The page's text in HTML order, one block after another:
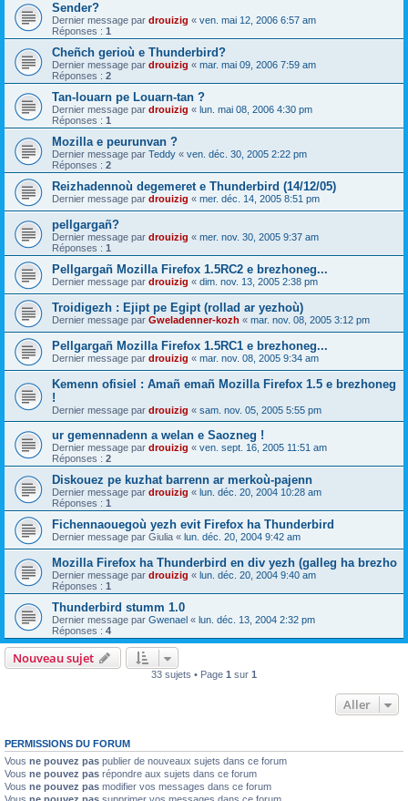
Sender?
Dernier message par drouizig « ven. mai 12, 2006 6:57 am
Réponses : 1
Cheñch gerioù e Thunderbird?
Dernier message par drouizig « mar. mai 09, 2006 7:59 am
Réponses : 2
Tan-louarn pe Louarn-tan ?
Dernier message par drouizig « lun. mai 08, 2006 4:30 pm
Réponses : 1
Mozilla e peurunvan ?
Dernier message par Teddy « ven. déc. 30, 2005 2:22 pm
Réponses : 2
Reizhadennoù degemeret e Thunderbird (14/12/05)
Dernier message par drouizig « mer. déc. 14, 2005 8:51 pm
pellgargañ?
Dernier message par drouizig « mer. nov. 30, 2005 9:37 am
Réponses : 1
Pellgargañ Mozilla Firefox 1.5RC2 e brezhoneg...
Dernier message par drouizig « dim. nov. 13, 2005 2:38 pm
Troidigezh : Ejipt pe Egipt (rollad ar yezhoù)
Dernier message par Gweladenner-kozh « mar. nov. 08, 2005 3:12 pm
Pellgargañ Mozilla Firefox 1.5RC1 e brezhoneg...
Dernier message par drouizig « mar. nov. 08, 2005 9:34 am
Kemenn ofisiel : Amañ emañ Mozilla Firefox 1.5 e brezhoneg
!
Dernier message par drouizig « sam. nov. 05, 2005 5:55 pm
ur gemennadenn a welan e Saozneg !
Dernier message par drouizig « ven. sept. 16, 2005 11:51 am
Réponses : 2
Diskouez pe kuzhat barrenn ar merkoù-pajenn
Dernier message par drouizig « lun. déc. 20, 2004 10:28 am
Réponses : 1
Fichennaouegoù yezh evit Firefox ha Thunderbird
Dernier message par Giulia « lun. déc. 20, 2004 9:42 am
Mozilla Firefox ha Thunderbird en div yezh (galleg ha brezho
Dernier message par drouizig « lun. déc. 20, 2004 9:40 am
Réponses : 1
Thunderbird stumm 1.0
Dernier message par Gwenael « lun. déc. 13, 2004 2:32 pm
Réponses : 4
Nouveau sujet
33 sujets • Page 1 sur 1
Aller
PERMISSIONS DU FORUM
Vous ne pouvez pas publier de nouveaux sujets dans ce forum
Vous ne pouvez pas répondre aux sujets dans ce forum
Vous ne pouvez pas modifier vos messages dans ce forum